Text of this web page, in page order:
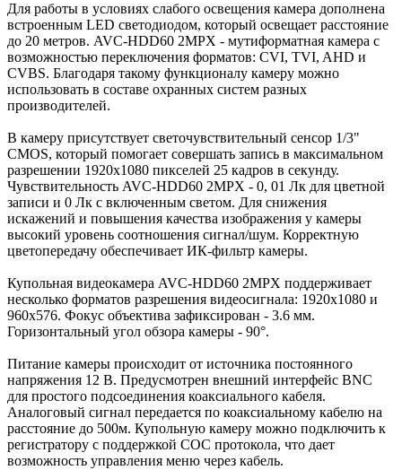
Для работы в условиях слабого освещения камера дополнена
встроенным LED светодиодом, который освещает расстояние
до 20 метров. AVC-HDD60 2MPX - мутиформатная камера с
возможностью переключения форматов: CVI, TVI, AHD и
CVBS. Благодаря такому функционалу камеру можно
использовать в составе охранных систем разных
производителей.
В камеру присутствует светочувствительный сенсор 1/3"
CMOS, который помогает совершать запись в максимальном
разрешении 1920х1080 пикселей 25 кадров в секунду.
Чувствительность AVC-HDD60 2MPX - 0, 01 Лк для цветной
записи и 0 Лк с включенным светом. Для снижения
искажений и повышения качества изображения у камеры
высокий уровень соотношения сигнал/шум. Корректную
цветопередачу обеспечивает ИК-фильтр камеры.
Купольная видеокамера AVC-HDD60 2MPX поддерживает
несколько форматов разрешения видеосигнала: 1920х1080 и
960х576. Фокус объектива зафиксирован - 3.6 мм.
Горизонтальный угол обзора камеры - 90°.
Питание камеры происходит от источника постоянного
напряжения 12 В. Предусмотрен внешний интерфейс BNC
для простого подсоединения коаксиального кабеля.
Аналоговый сигнал передается по коаксиальному кабелю на
расстояние до 500м. Купольную камеру можно подключить к
регистратору с поддержкой СОС протокола, что дает
возможность управления меню через кабель.